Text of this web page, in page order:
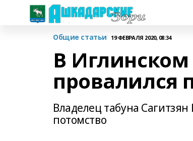
Общие статьи 19 ФЕВРАЛЯ 2020, 08:34
В
провалился
Владелец табуна
потомство